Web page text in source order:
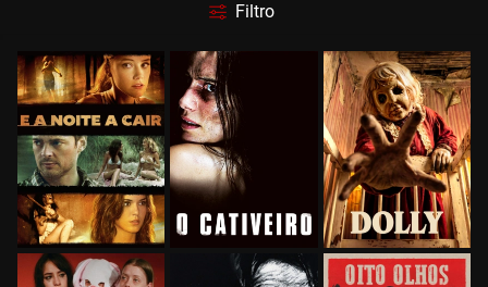
Filtro